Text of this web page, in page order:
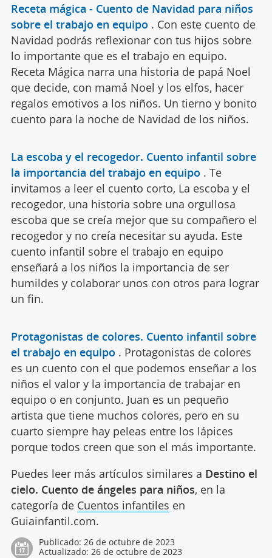
Receta mágica - Cuento de Navidad para niños
sobre el trabajo en equipo . Con este cuento de
Navidad podrás reflexionar con tus hijos sobre
lo importante que es el trabajo en equipo.
Receta Mágica narra una historia de papá Noel
que decide, con mamá Noel y los elfos, hacer
regalos emotivos a los niños. Un tierno y bonito
cuento para la noche de Navidad de los niños.
La escoba y el recogedor. Cuento infantil sobre
la importancia del trabajo en equipo . Te
invitamos a leer el cuento corto, La escoba y el
recogedor, una historia sobre una orgullosa
escoba que se creía mejor que su compañero el
recogedor y no creía necesitar su ayuda. Este
cuento infantil sobre el trabajo en equipo
enseñará a los niños la importancia de ser
humildes y colaborar unos con otros para lograr
un fin.
Protagonistas de colores. Cuento infantil sobre
el trabajo en equipo . Protagonistas de colores
es un cuento con el que podemos enseñar a los
niños el valor y la importancia de trabajar en
equipo o en conjunto. Juan es un pequeño
artista que tiene muchos colores, pero en su
cuarto siempre hay peleas entre los lápices
porque todos creen que son el más importante.
Puedes leer más artículos similares a Destino el
cielo. Cuento de ángeles para niños, en la
categoría de Cuentos infantiles en
Guiainfantil.com.
Publicado: 26 de octubre de 2023
Actualizado: 26 de octubre de 2023